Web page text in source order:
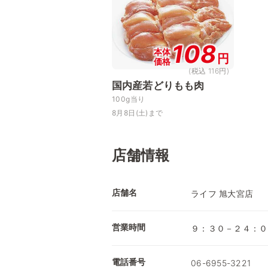
本体
価格108 円
(税込 116円)
国内産若どりもも肉
100g当り
8月8日(土)まで
店舗情報
店舗名 ライフ 旭大宮店
営業時間 ９：３０－２４：
電話番号 06-6955-3221